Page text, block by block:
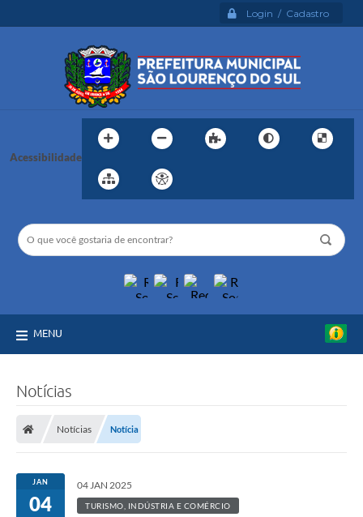
Login / Cadastro
Acessibilidade
MENU
Notícias
Notícias Notícia
JAN
04
04 JAN 2025
TURISMO, INDÚSTRIA E COMÉRCIO
F